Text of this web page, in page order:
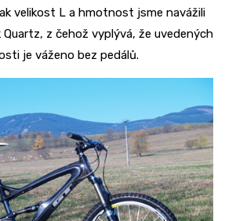
velikost L a hmotnost jsme navážili
Quartz, z čehož vyplývá, že uvedených
je váženo bez pedálů.